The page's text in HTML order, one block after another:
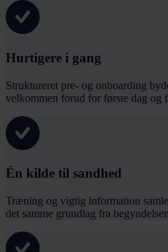
Hurtigere i gang
Struktureret pre- og onboarding
velkommen forud for første dag og
Én kilde til sandhed
Træning og vigtig information
det samme grundlag fra